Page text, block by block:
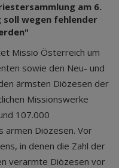
am 6.
soll wegen fehlender
Missio Österreich um
sowie den Neu- und
ärmsten Diözesen der
Missionswerke
107.000
armen Diözesen. Vor
in denen die Zahl der
verarmte Diözesen vor